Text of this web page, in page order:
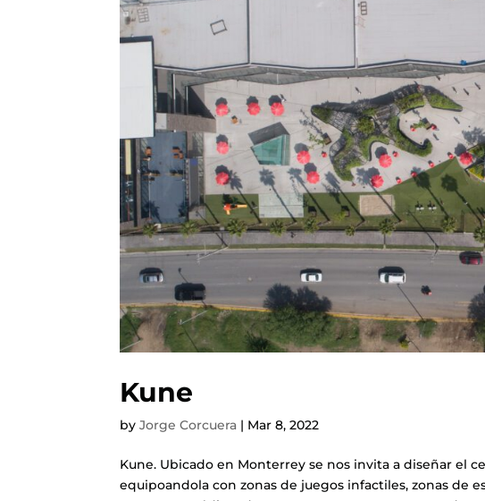
Kune
byJorge Corcuera | Mar 8, 2022
Kune. Ubicado en Monterrey se nos invita a diseñar el
equipoandola con zonas de juegos infactiles, zonas de